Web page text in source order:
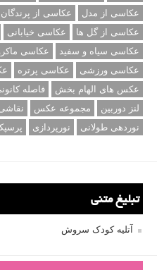
عکاسی از مدل
عکاسی از پرندگان
عکاسی از گل ها
عکاسی خیابانی
عکاسی سیاه و سفید
عکاسی
عکاسی ورزشی
عکاسی پرتره
عکس های الهام بخش
فاصله
لنز دوربین
مجموعه عکس نقاشی
نوردهی طولانی
نورپردازی
تبلیغ متنی
آتلیه کودک سروش